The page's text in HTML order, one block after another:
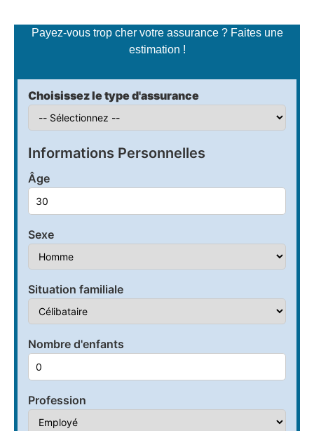
Payez-vous trop cher votre assurance ? Faites une
estimation !
Choisissez le type d'assurance
Informations Personnelles
Âge
Sexe
Situation familiale
Nombre d'enfants
Profession